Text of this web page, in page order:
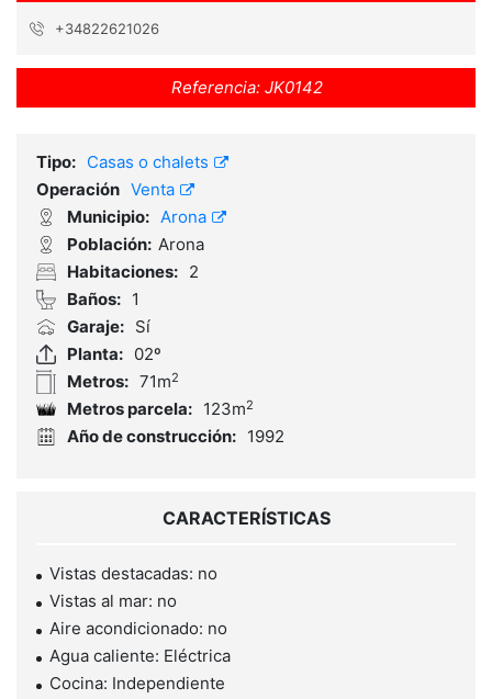
+34822621026
Referencia: JK0142
Tipo: Casas o chalets
Operación Venta
Municipio: Arona
Población: Arona
Habitaciones: 2
Baños: 1
Garaje: Sí
Planta: 02º
Metros: 71m2
Metros parcela: 123m2
Año de construcción: 1992
CARACTERÍSTICAS
Vistas destacadas: no
Vistas al mar: no
Aire acondicionado: no
Agua caliente: Eléctrica
Cocina: Independiente